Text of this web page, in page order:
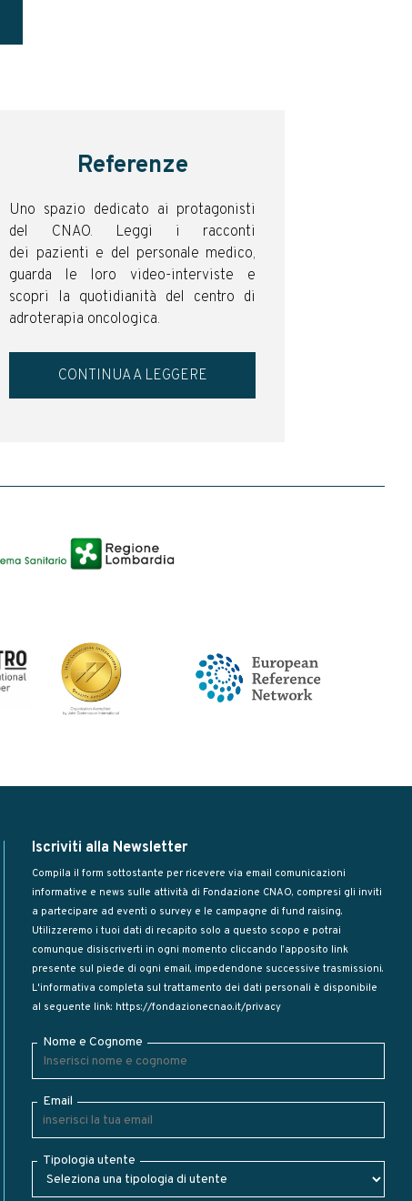
Referenze
Uno spazio dedicato ai protagonisti
del CNAO. Leggi i racconti
dei pazienti e del personale medico,
guarda le loro video-interviste e
scopri la quotidianità del centro di
adroterapia oncologica.
CONTINUA A LEGGERE
Iscriviti alla Newsletter
Compila il form sottostante per ricevere via email comunicazioni
informative e news sulle attività di Fondazione CNAO, compresi gli inviti
a partecipare ad eventi o survey e le campagne di fund raising.
Utilizzeremo i tuoi dati di recapito solo a questo scopo e potrai
comunque disiscriverti in ogni momento cliccando l’apposito link
presente sul piede di ogni email, impedendone successive trasmissioni.
L'informativa completa sul trattamento dei dati personali è disponibile
al seguente link: https://fondazionecnao.it/privacy
Nome e Cognome
Email
Tipologia utente